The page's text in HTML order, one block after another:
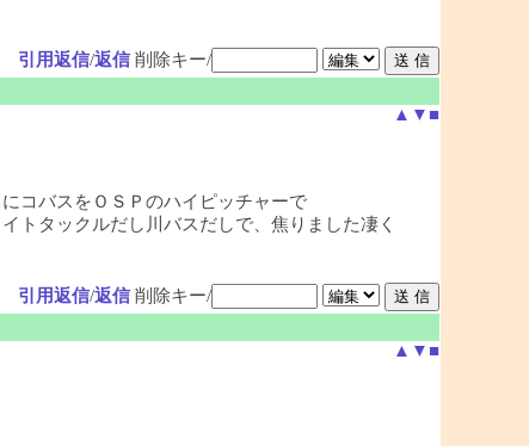
引用返信/返信 削除キー/
▲ ▼ ■
コバスをＯＳＰのハイピッチャーで
トタックルだし川バスだしで、焦りました凄く
引用返信/返信 削除キー/
▲ ▼ ■